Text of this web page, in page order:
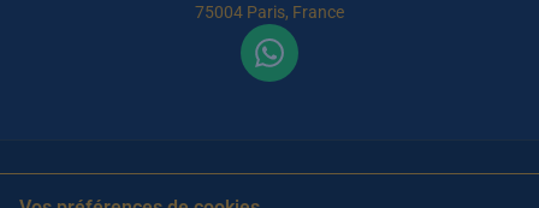
75004 Paris, France